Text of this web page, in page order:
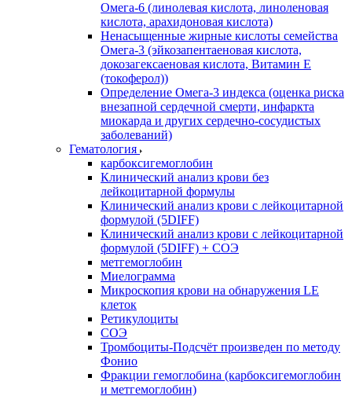
Омега-6 (линолевая кислота, линоленовая
кислота, арахидоновая кислота)
Ненасыщенные жирные кислоты семейства
Омега-3 (эйкозапентаеновая кислота,
докозагексаеновая кислота, Витамин E
(токоферол))
Определение Омега-3 индекса (оценка риска
внезапной сердечной смерти, инфаркта
миокарда и других сердечно-сосудистых
заболеваний)
Гематология
карбоксигемоглобин
Клинический анализ крови без
лейкоцитарной формулы
Клинический анализ крови с лейкоцитарной
формулой (5DIFF)
Клинический анализ крови с лейкоцитарной
формулой (5DIFF) + СОЭ
метгемоглобин
Миелограмма
Микроскопия крови на обнаружения LE
клеток
Ретикулоциты
СОЭ
Тромбоциты-Подсчёт произведен по методу
Фонио
Фракции гемоглобина (карбоксигемоглобин
и метгемоглобин)